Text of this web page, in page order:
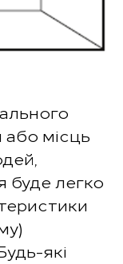
місць
буде легко
які